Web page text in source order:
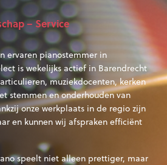
– Service
ervaren pianostemmer in
is wekelijks actief in Barendrecht
muziekdocenten, kerken
stemmen en onderhouden van
onze werkplaats in de regio zijn
en kunnen wij afspraken efficiënt
speelt niet alleen prettiger, maar